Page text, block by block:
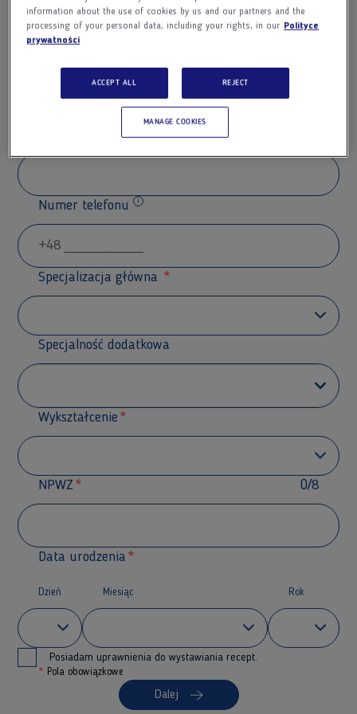
Numer telefonu
Specjalizacja główna
Specjalność dodatkowa
Wykształcenie
NPWZ 0/8
Data urodzenia
Dzień Miesiąc Rok
Posiadam uprawnienia do wystawiania recept.
* Pola obowiązkowe
Dalej
information about the use of cookies by us and our partners and the
processing of your personal data, including your rights, in our Polityce
prywatności
ACCEPT ALL REJECT
MANAGE COOKIES